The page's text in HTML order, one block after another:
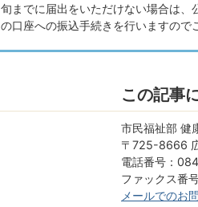
旬までに届出をいただけない場合は
の口座への振込手続きを行いますので
この記事
市民福祉部 健
〒725-8666
電話番号：
ファックス番
メールでのお